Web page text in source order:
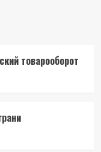
товарооборот